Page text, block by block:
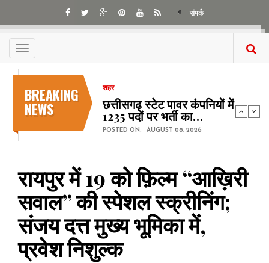
main
content
संपर्क
Toggle
navigation
BREAKING
NEWS
शहर
छत्तीसगढ़ स्टेट पावर कंपनियों में
1235 पदों पर भर्ती का…
POSTED ON: AUGUST 08, 2026
रायपुर में 19 को फ़िल्म “आख़िरी
सवाल” की स्पेशल स्क्रीनिंग;
संजय दत्त मुख्य भूमिका में,
प्रवेश निशुल्क